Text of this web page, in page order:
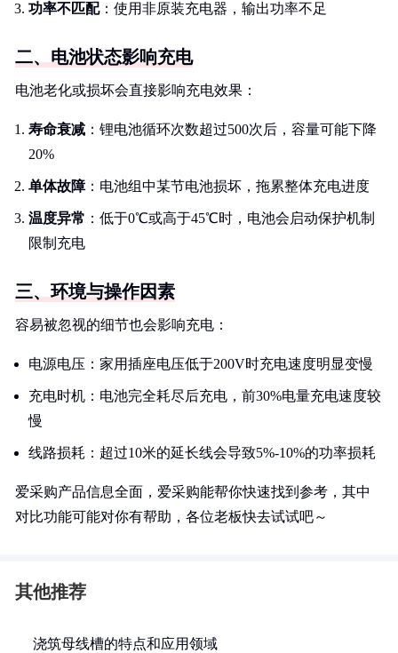
功率不匹配：使用非原装充电器，输出功率不足
二、电池状态影响充电
电池老化或损坏会直接影响充电效果：
寿命衰减 ：锂电池循环次数超过500次后，容量可能下降
20%
单体故障：电池组中某节电池损坏，拖累整体充电进度
温度异常 ：低于0℃或高于45℃时，电池会启动保护机制
限制充电
三、环境与操作因素
容易被忽视的细节也会影响充电：
电源电压：家用插座电压低于200V时充电速度明显变慢
充电时机：电池完全耗尽后充电，前30%电量充电速度较
慢
线路损耗：超过10米的延长线会导致5%-10%的功率损耗
爱采购产品信息全面，爱采购能帮你快速找到参考，其中
对比功能可能对你有帮助，各位老板快去试试吧～
其他推荐
浇筑母线槽的特点和应用领域